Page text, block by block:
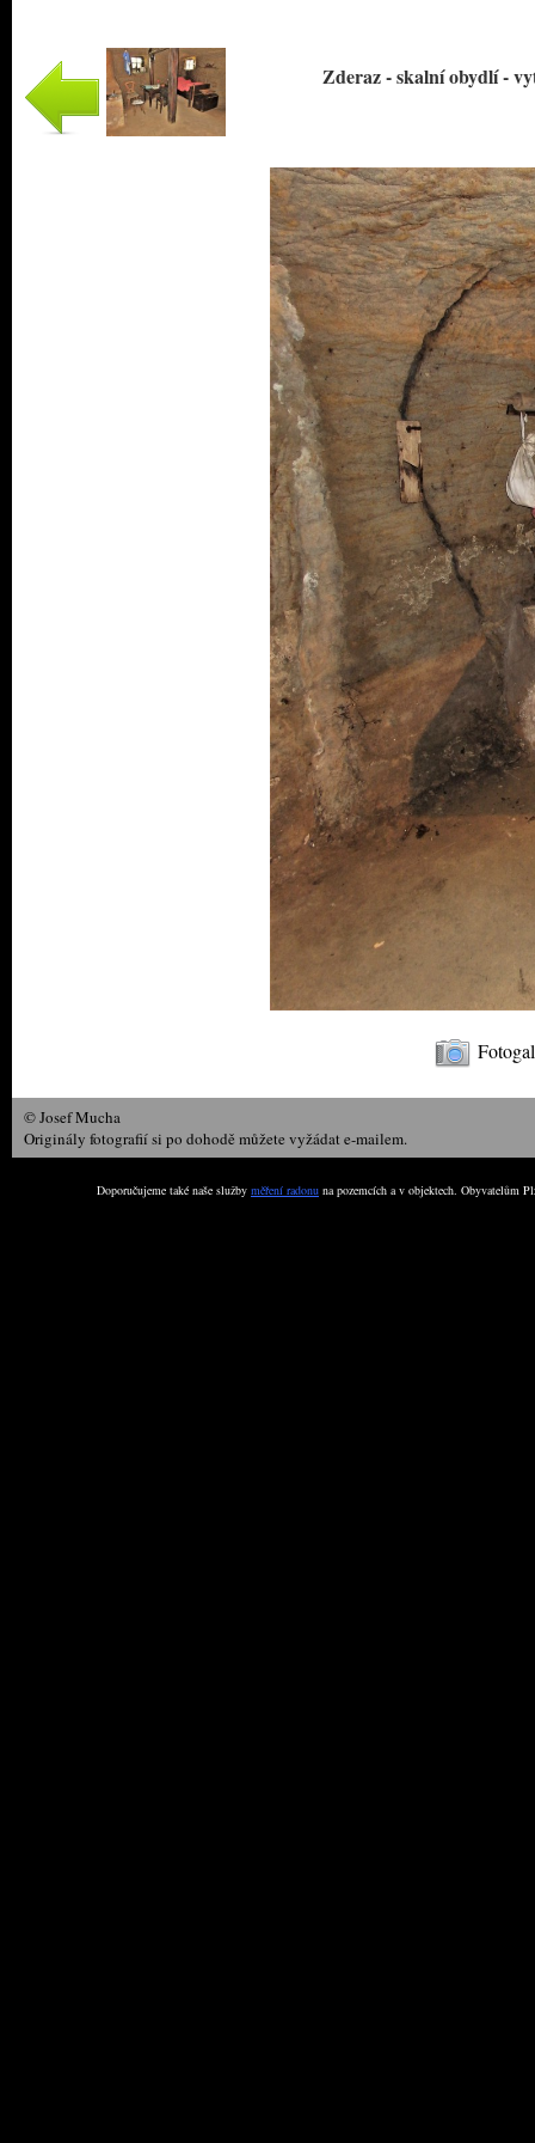
Zderaz - skalní obydlí -
© Josef Mucha
Originály fotografií si po dohodě můžete vyžádat e-mailem.
Doporučujeme také naše služby měření radonu na pozemcích a v objektech. Obyvatelům